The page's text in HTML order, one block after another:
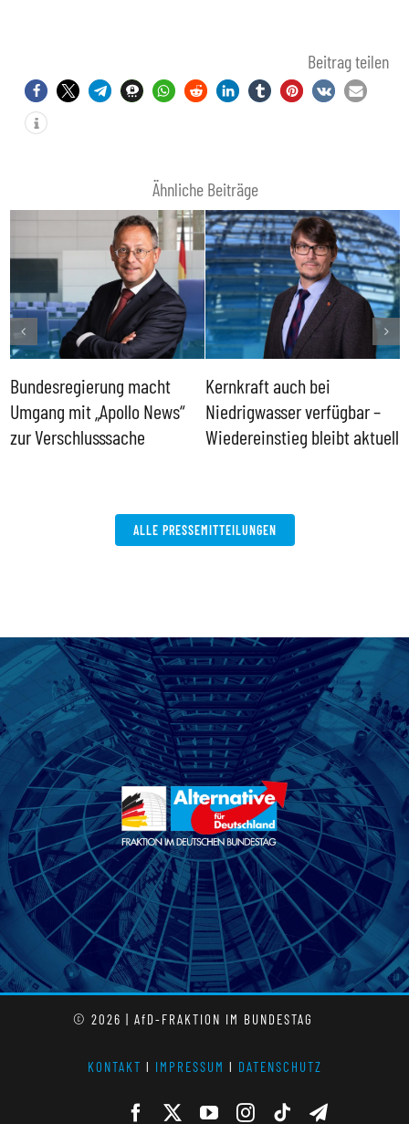
Beitrag teilen
Ähnliche Beiträge
Bundesregierung macht
Umgang mit „Apollo News“
zur Verschlusssache
Kernkraft auch bei
Niedrigwasser verfügbar –
Wiedereinstieg bleibt aktuell
ALLE PRESSEMITTEILUNGEN
© 2026 | AfD-FRAKTION IM BUNDESTAG
KONTAKT l IMPRESSUM l DATENSCHUTZ